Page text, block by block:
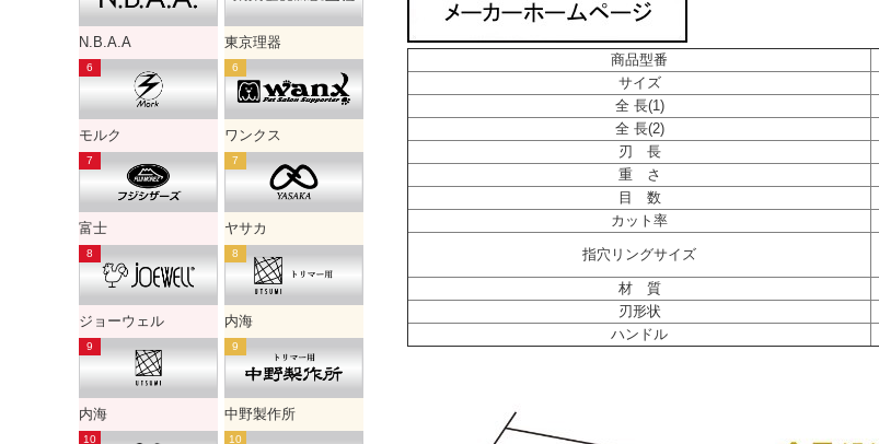
商品型番
サイズ
全 長(1)
全 長(2)
刃 長
重 さ
目 数
カット率
指穴リングサイズ
材 質
刃形状
ハンドル
N.B.A.A
モルク
富士
ジョーウェル
内海
東京理器
ワンクス
ヤサカ
内海
中野製作所